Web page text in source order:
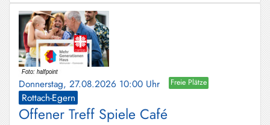
Donnerstag, 27.08.2026 10:00 Uhr Freie Plätze
Rottach-Egern
Offener Treff Spiele Café